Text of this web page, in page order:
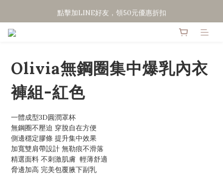
點擊加LINE好友，領50元優惠折扣
點擊加LINE好友，領50元優惠折扣
Olivia無鋼圈集中爆乳內衣
褲組-紅色
一體成型3D圓潤罩杯
無鋼圈不壓迫 穿脫自在方便
側邊穩定膠條 提升集中效果
加寬雙肩帶設計 無勒痕不滑落
精選面料 不刺激肌膚  輕薄舒適
脅邊加高 完美包覆腋下副乳